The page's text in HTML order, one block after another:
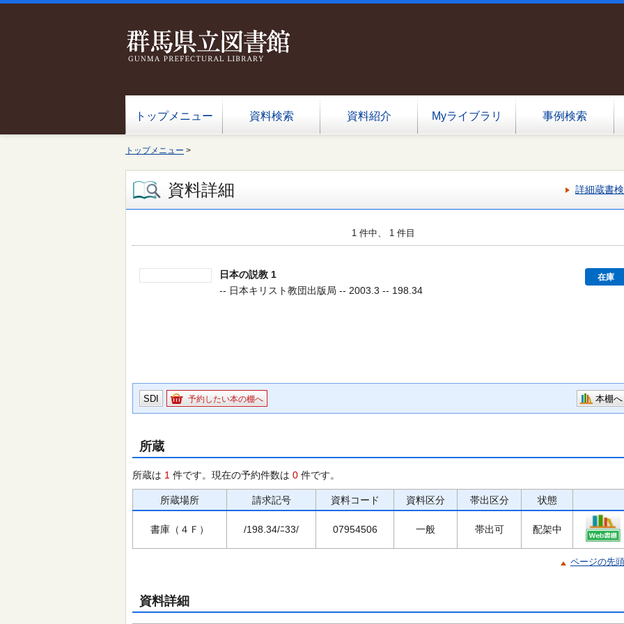
トップメニュー 資料検索 資料紹介 Myライブラリ 事例検索
トップメニュー >
資料詳細 詳細蔵書
1 件中、 1 件目
日本の説教 1 在庫
-- 日本キリスト教団出版局 -- 2003.3 -- 198.34
SDI 予約したい本の棚へ 本棚へ
所蔵
所蔵は 1 件です。現在の予約件数は 0 件です。
所蔵場所 請求記号 資料コード 資料区分 帯出区分 状態
書庫（４Ｆ） /198.34/ﾆ33/ 07954506 一般 帯出可 配架中
ページの先
資料詳細